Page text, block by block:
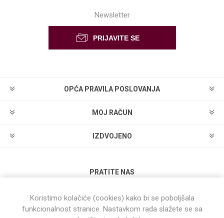
Newsletter
OPĆA PRAVILA POSLOVANJA
MOJ RAČUN
IZDVOJENO
PRATITE NAS
Koristimo kolačiće (cookies) kako bi se poboljšala
funkcionalnost stranice. Nastavkom rada slažete se sa